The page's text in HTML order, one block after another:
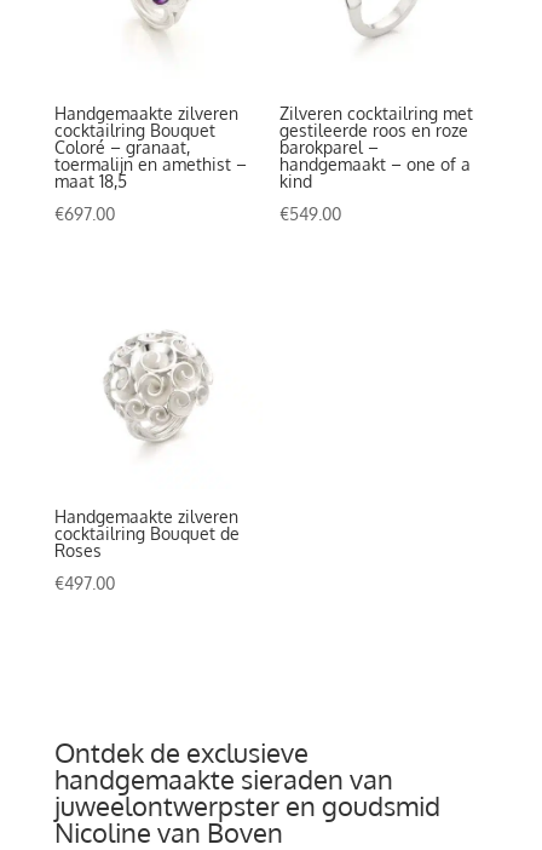
Handgemaakte zilveren
cocktailring Bouquet
Coloré – granaat,
toermalijn en amethist –
maat 18,5
€697.00
Zilveren cocktailring met
gestileerde roos en roze
barokparel –
handgemaakt – one of a
kind
€549.00
Handgemaakte zilveren
cocktailring Bouquet de
Roses
€497.00
Ontdek de exclusieve
handgemaakte sieraden van
juweelontwerpster en goudsmid
Nicoline van Boven